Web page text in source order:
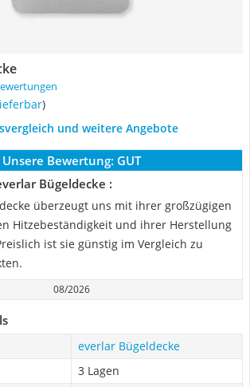
)
und weitere Angebote
Unsere Bewertung: GUT
Bügeldecke :
überzeugt uns mit ihrer großzügigen
Hitzebeständigkeit und ihrer Herstellung
ist sie günstig im Vergleich zu
08/2026
everlar Bügeldecke
3 Lagen